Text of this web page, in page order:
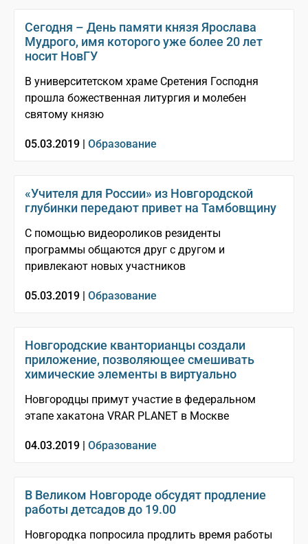
Сегодня – День памяти князя Ярослава
Мудрого, имя которого уже более 20 лет
носит НовГУ
В университетском храме Сретения Господня
прошла божественная литургия и молебен
святому князю
05.03.2019 | Образование
«Учителя для России» из Новгородской
глубинки передают привет на Тамбовщину
​​​​​​​С помощью видеороликов резиденты
программы общаются друг с другом и
привлекают новых участников
05.03.2019 | Образование
Новгородские кванторианцы создали
приложение, позволяющее смешивать
химические элементы в виртуально
Новгородцы примут участие в федеральном
этапе хакатона VRAR PLANET в Москве
04.03.2019 | Образование
В Великом Новгороде обсудят продление
работы детсадов до 19.00
Новгородка попросила продлить время работы